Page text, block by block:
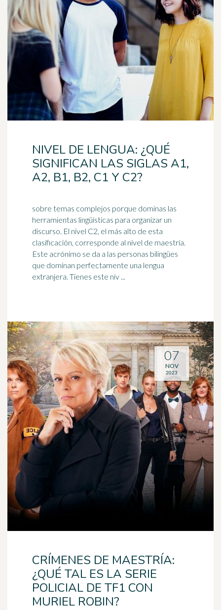
NIVEL DE LENGUA: ¿QUÉ
SIGNIFICAN LAS SIGLAS A1,
A2, B1, B2, C1 Y C2?
sobre temas complejos porque dominas las
herramientas lingüísticas para organizar un
discurso. El nivel C2, el más alto de esta
clasificación, corresponde al nivel de maestría.
Este acrónimo se da a las personas bilingües
que dominan perfectamente una lengua
extranjera. Tienes este niv ...
CRÍMENES DE MAESTRÍA:
¿QUÉ TAL ES LA SERIE
POLICIAL DE TF1 CON
MURIEL ROBIN?
07
NOV
2023